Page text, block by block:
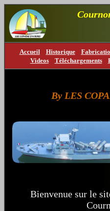
Accueil Historique
Videos
Téléchargements
By LES
Bienvenue sur le